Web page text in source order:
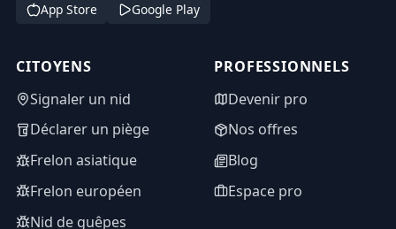
App Store Google Play
CITOYENS
Signaler un nid
Déclarer un piège
Frelon asiatique
Frelon européen
Nid de guêpes
PROFESSIONNELS
Devenir pro
Nos offres
Blog
Espace pro